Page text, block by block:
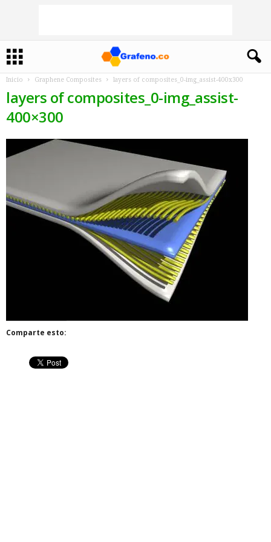
Inicio Graphene Composites layers of composites_0-img_assist-400x300
layers of composites_0-img_assist-
400×300
Comparte esto: